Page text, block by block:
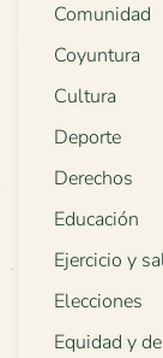
Comunidad
Coyuntura
Cultura
Deporte
Derechos
Educación
Ejercicio y
Elecciones
Equidad y